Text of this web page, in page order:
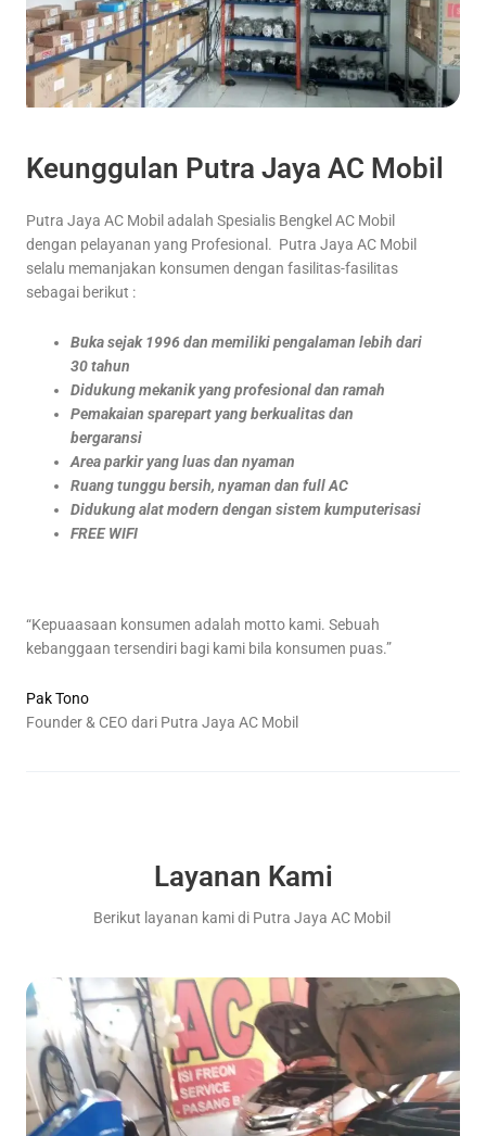
Keunggulan Putra Jaya AC Mobil
Putra Jaya AC Mobil adalah Spesialis Bengkel AC Mobil
dengan pelayanan yang Profesional. Putra Jaya AC Mobil
selalu memanjakan konsumen dengan fasilitas-fasilitas
sebagai berikut :
Buka sejak 1996 dan memiliki pengalaman lebih dari
30 tahun
Didukung mekanik yang profesional dan ramah
Pemakaian sparepart yang berkualitas dan
bergaransi
Area parkir yang luas dan nyaman
Ruang tunggu bersih, nyaman dan full AC
Didukung alat modern dengan sistem kumputerisasi
FREE WIFI
“Kepuaasaan konsumen adalah motto kami. Sebuah
kebanggaan tersendiri bagi kami bila konsumen puas.”
Pak Tono
Founder & CEO dari Putra Jaya AC Mobil
Layanan Kami
Berikut layanan kami di Putra Jaya AC Mobil